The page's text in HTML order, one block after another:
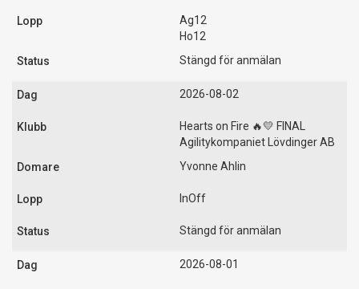
Ag12
Ho12
Stängd för anmälan
2026-08-02
Hearts on Fire 🔥💛 FINAL
Agilitykompaniet Lövdinger AB
Yvonne Ahlin
InOff
Stängd för anmälan
2026-08-01